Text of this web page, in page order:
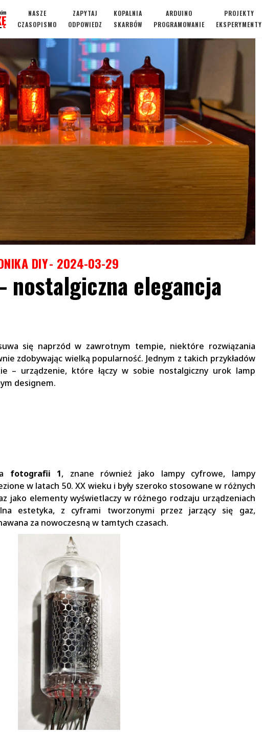
NASZE
CZASOPISMO
ZAPYTAJ
ODPOWIEDZ
KOPALNIA
SKARBÓW
ARDUINO
PROGRAMOWANIE
PROJEKTY
EKSPERYMENTY
DIY 2024-03-29
nostalgiczna elegancja
się naprzód w zawrotnym tempie, niektóre rozwiązania
zdobywając wielką popularność. Jednym z takich przykładów
– urządzenie, które łączy w sobie nostalgiczny urok lamp
designem.
fotografii 1, znane również jako lampy cyfrowe, lampy
w latach 50. XX wieku i były szeroko stosowane w różnych
jako elementy wyświetlaczy w różnego rodzaju urządzeniach
estetyka, z cyframi tworzonymi przez jarzący się gaz,
za nowoczesną w tamtych czasach.